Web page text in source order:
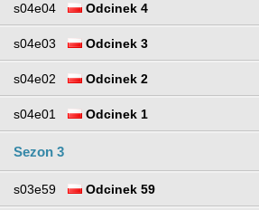
s04e04 Odcinek 4
s04e03 Odcinek 3
s04e02 Odcinek 2
s04e01 Odcinek 1
Sezon 3
s03e59 Odcinek 59